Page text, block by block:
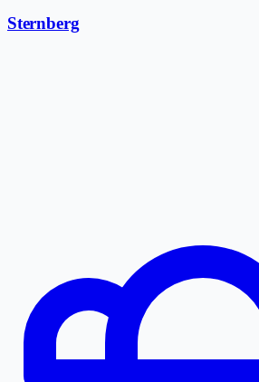
Sternberg